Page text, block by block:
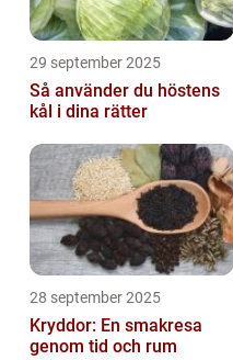
29 september 2025
Så använder du höstens
kål i dina rätter
28 september 2025
Kryddor: En smakresa
genom tid och rum